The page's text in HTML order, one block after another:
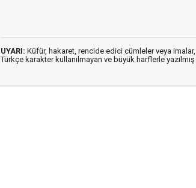
UYARI: Küfür, hakaret, rencide edici cümleler veya imalar,
Türkçe karakter kullanılmayan ve büyük harflerle